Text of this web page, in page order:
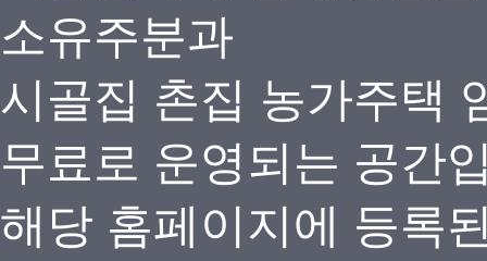
소유주분과
시골집 촌집 농가주택
무료로 운영되는 공간
해당 홈페이지에 등록